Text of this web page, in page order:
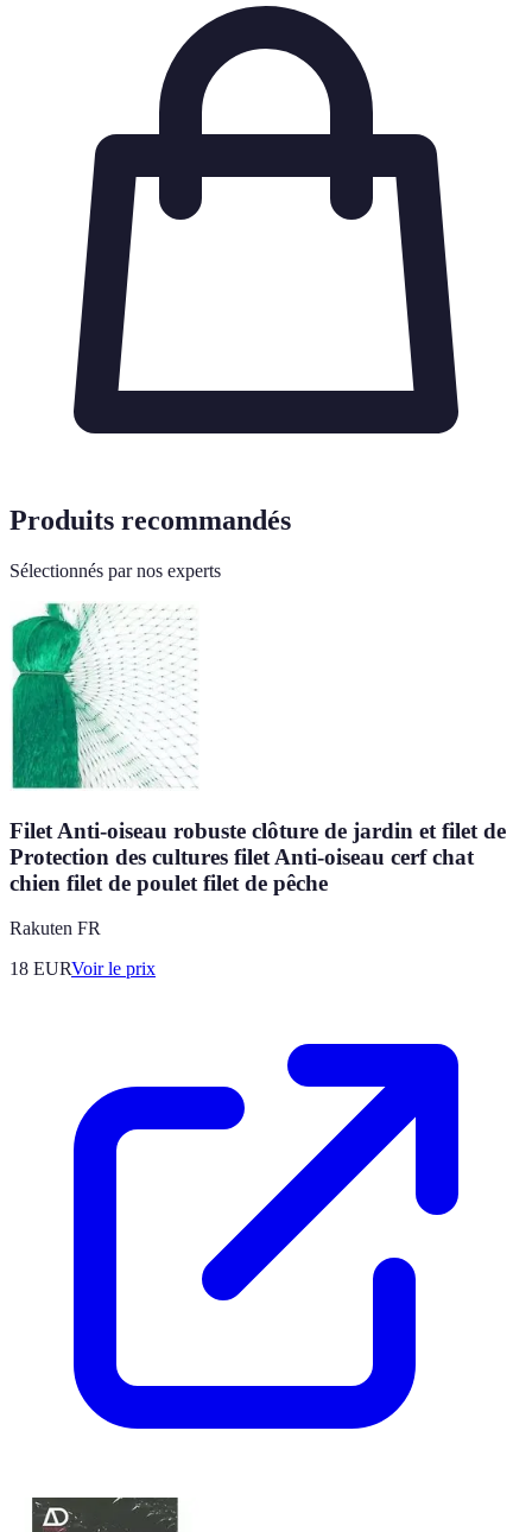
Produits recommandés
Sélectionnés par nos experts
Filet Anti-oiseau robuste clôture de jardin et filet de
Protection des cultures filet Anti-oiseau cerf chat
chien filet de poulet filet de pêche
Rakuten FR
18 EURVoir le prix